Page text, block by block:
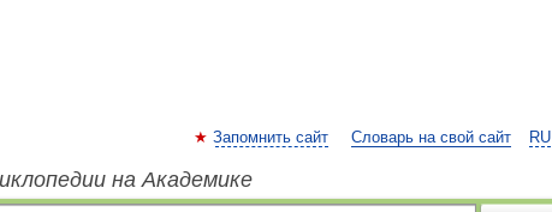
RU
Запомнить сайт Словарь на свой сайт
на Академике